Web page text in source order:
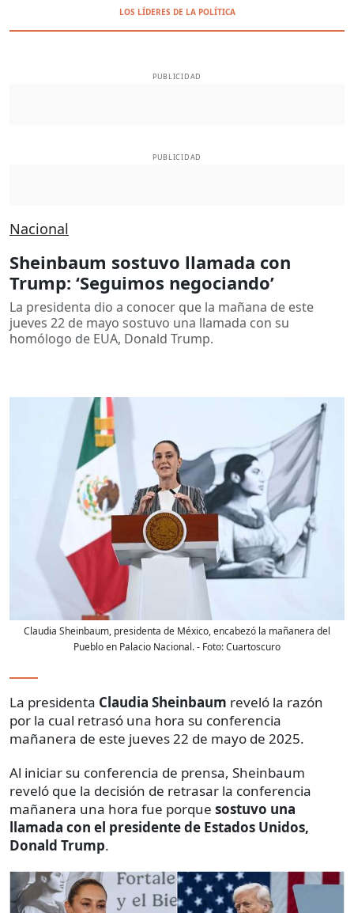
LOS LÍDERES DE LA POLÍTICA
PUBLICIDAD
PUBLICIDAD
Nacional
Sheinbaum sostuvo llamada con
Trump: ‘Seguimos negociando’
La presidenta dio a conocer que la mañana de este
jueves 22 de mayo sostuvo una llamada con su
homólogo de EUA, Donald Trump.
Claudia Sheinbaum, presidenta de México, encabezó la mañanera del
Pueblo en Palacio Nacional.- Foto:Cuartoscuro
La presidenta Claudia Sheinbaum reveló la razón
por la cual retrasó una hora su conferencia
mañanera de este jueves 22 de mayo de 2025.
Al iniciar su conferencia de prensa, Sheinbaum
reveló que la decisión de retrasar la conferencia
mañanera una hora fue porque sostuvo una
llamada con el presidente de Estados Unidos,
Donald Trump.